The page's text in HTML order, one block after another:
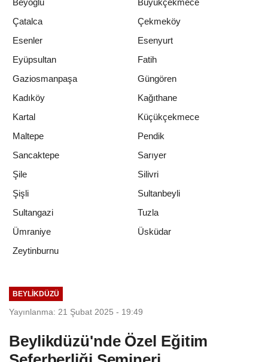
Çatalca
Çekmeköy
Esenler
Esenyurt
Eyüpsultan
Fatih
Gaziosmanpaşa
Güngören
Kadıköy
Kağıthane
Kartal
Küçükçekmece
Maltepe
Pendik
Sancaktepe
Sarıyer
Şile
Silivri
Şişli
Sultanbeyli
Sultangazi
Tuzla
Ümraniye
Üsküdar
Zeytinburnu
BEYLIKDÜZÜ
Yayınlanma: 21 Şubat 2025 - 19:49
Beylikdüzü'nde Özel Eğitim